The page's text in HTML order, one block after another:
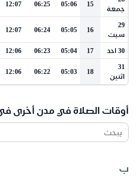
جمعة
15
05:06
06:25
12:07
29
سبت
16
05:05
06:24
12:07
30 احد 17
05:04
06:23
12:06
31
اثنين
18
05:03
06:22
12:06
أوقات الصلاة في مدن أخرى
يبحث
ب